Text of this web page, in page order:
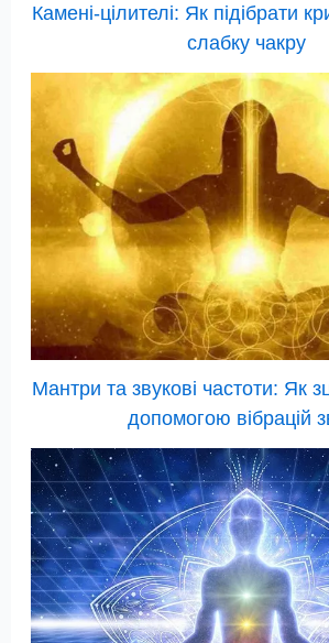
Камені-цілителі: Як підібрати
слабку чакру
Мантри та звукові частоти: Як
допомогою вібрацій